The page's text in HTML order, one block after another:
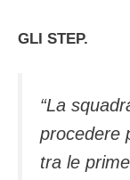
GLI STEP.
“La
procedere
tra le